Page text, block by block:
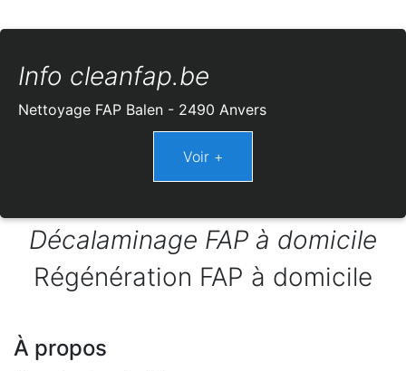
Info cleanfap.be
Nettoyage FAP Balen - 2490 Anvers
Décalaminage FAP à domicile
Régénération FAP à domicile
À propos